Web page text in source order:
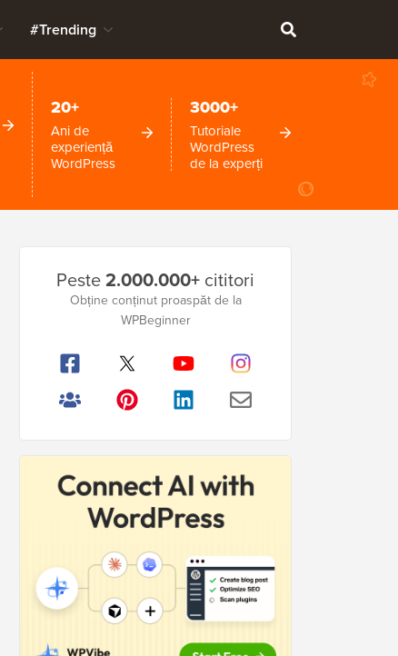
#Trending
20+
Ani de
experiență
WordPress
3000+
Tutoriale
WordPress
de la experți
laterală
Peste2.000.000+ cititori
Obține conținut proaspăt de la
WPBeginner